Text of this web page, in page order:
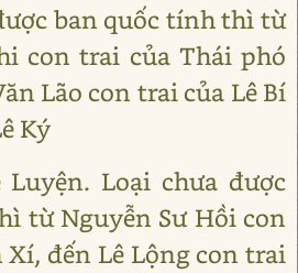
ban quốc tính thì từ
con trai của Thái phó
Lão con trai của Lê Bí
Ký
Loại chưa được
từ Nguyễn Sư Hồi con
đến Lê Lộng con trai